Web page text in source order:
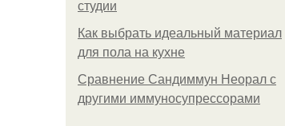
студии
Как выбрать идеальный материал
для пола на кухне
Сравнение Сандиммун Неорал с
другими иммуносупрессорами